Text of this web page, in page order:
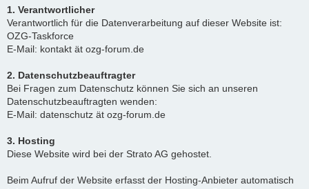
1. Verantwortlicher
Verantwortlich für die Datenverarbeitung auf dieser Website ist:
OZG-Taskforce
E-Mail: kontakt ät ozg-forum.de
2. Datenschutzbeauftragter
Bei Fragen zum Datenschutz können Sie sich an unseren
Datenschutzbeauftragten wenden:
E-Mail: datenschutz ät ozg-forum.de
3. Hosting
Diese Website wird bei der Strato AG gehostet.
Beim Aufruf der Website erfasst der Hosting-Anbieter automatisch